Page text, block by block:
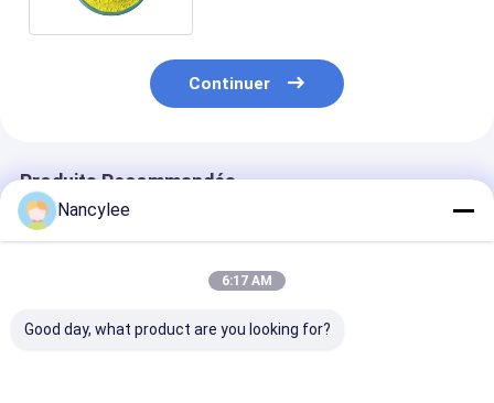
Continuer
Produits Recommandés
Nancylee
6:17 AM
Good day, what product are you looking for?